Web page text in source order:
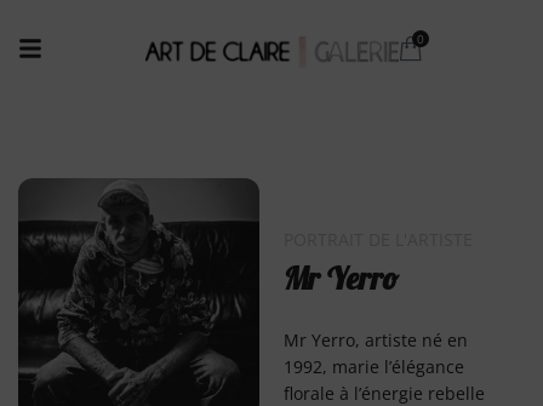
Mr Yerro
Mr Yerro, artiste né en
1992, marie l’élégance
florale à l’énergie rebelle